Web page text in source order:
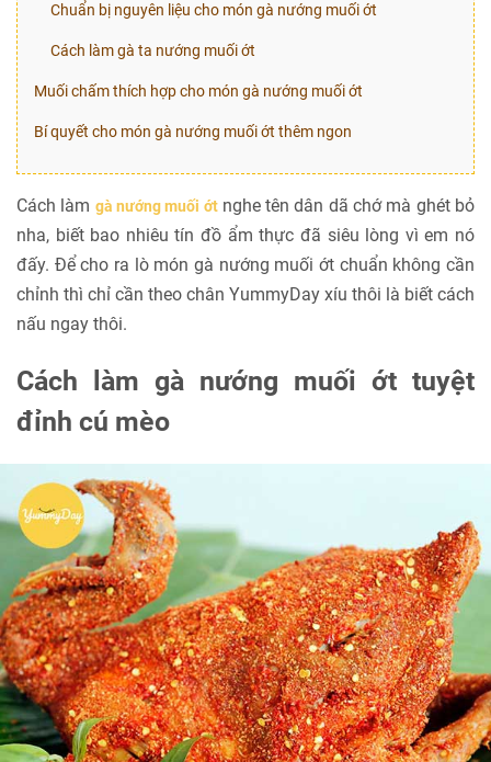
Chuẩn bị nguyên liệu cho món gà nướng muối ớt
Cách làm gà ta nướng muối ớt
Muối chấm thích hợp cho món gà nướng muối ớt
Bí quyết cho món gà nướng muối ớt thêm ngon
Cách làm gà nướng muối ớtnghe tên dân dã chớ mà ghét bỏ
nha, biết bao nhiêu tín đồ ẩm thực đã siêu lòng vì em nó
đấy. Để cho ra lò món gà nướng muối ớt chuẩn không cần
chỉnh thì chỉ cần theo chân YummyDay xíu thôi là biết cách
nấu ngay thôi.
Cách làm gà nướng muối ớt tuyệt
đỉnh cú mèo